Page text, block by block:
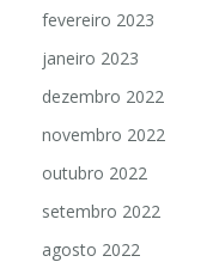
fevereiro 2023
janeiro 2023
dezembro 2022
novembro 2022
outubro 2022
setembro 2022
agosto 2022